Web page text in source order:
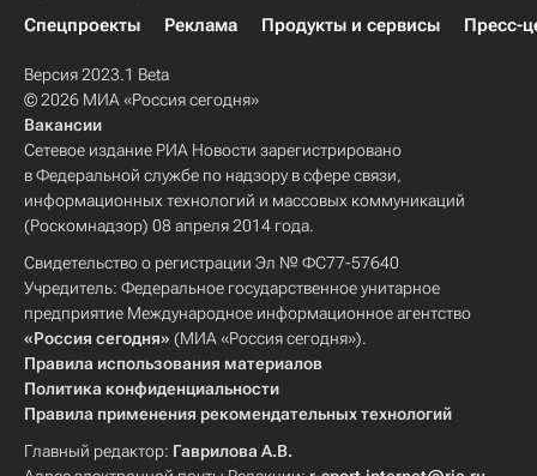
Спецпроекты
Реклама Продукты и сервисы Пресс-
Версия 2023.1 Beta
© 2026 МИА «Россия сегодня»
Вакансии
Сетевое издание РИА Новости зарегистрировано
в Федеральной службе по надзору в сфере связи,
информационных технологий и массовых коммуникаций
(Роскомнадзор) 08 апреля 2014 года.
Свидетельство о регистрации Эл № ФС77-57640
Учредитель: Федеральное государственное унитарное
предприятие Международное информационное агентство
«Россия сегодня» (МИА «Россия сегодня»).
Правила использования материалов
Политика конфиденциальности
Правила применения рекомендательных технологий
Главный редактор: Гаврилова А.В.